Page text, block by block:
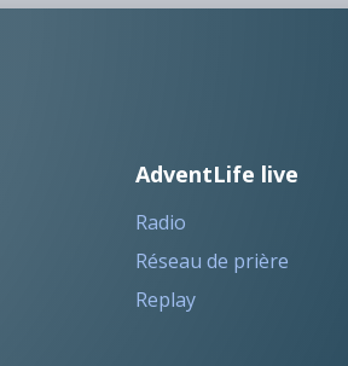
AdventLife live
Radio
Réseau de prière
Replay